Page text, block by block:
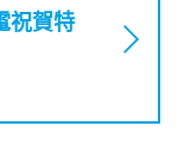
祝賀特